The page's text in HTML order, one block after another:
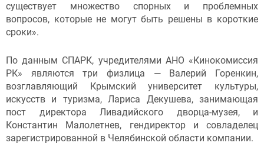
существует множество спорных и проблемных
вопросов, которые не могут быть решены в короткие
сроки».
По данным СПАРК, учредителями АНО «Кинокомиссия
РК» являются три физлица — Валерий Горенкин,
возглавляющий Крымский университет культуры,
искусств и туризма, Лариса Декушева, занимающая
пост директора Ливадийского дворца-музея, и
Константин Малолетнев, гендиректор и совладелец
зарегистрированной в Челябинской области компании.